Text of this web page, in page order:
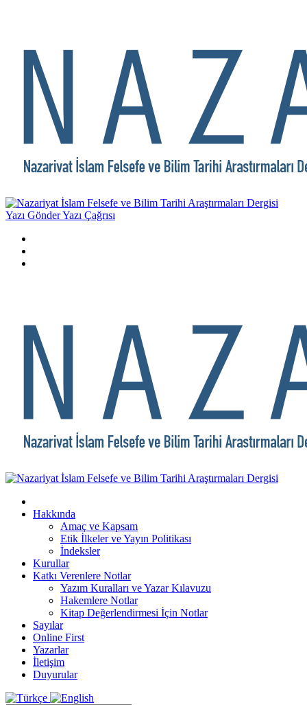
Yazı GönderYazı Çağrısı
Hakkında
Amaç ve Kapsam
Etik İlkeler ve Yayın Politikası
İndeksler
Kurullar
Katkı Verenlere Notlar
Yazım Kuralları ve Yazar Kılavuzu
Hakemlere Notlar
Kitap Değerlendirmesi İçin Notlar
Sayılar
Online First
Yazarlar
İletişim
Duyurular